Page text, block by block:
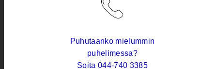
Puhutaanko mielummin
puhelimessa?
Soita 044-740 3385